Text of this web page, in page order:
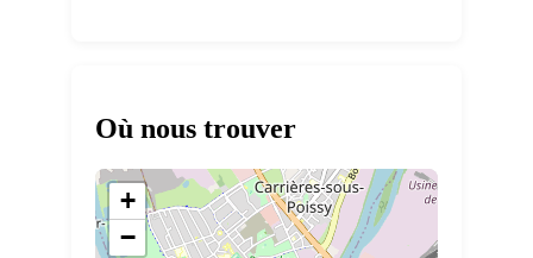
Où nous trouver
+
−